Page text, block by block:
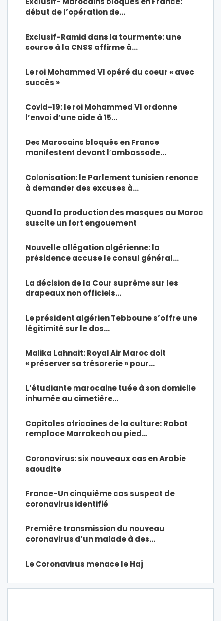
début de l’opération de…
Exclusif-Ramid dans la tourmente: une
source à la CNSS affirme à…
Le roi Mohammed VI opéré du coeur « avec
succès »
Covid-19: le roi Mohammed VI ordonne
l’envoi d’une aide à 15…
Des Marocains bloqués en France
manifestent devant l’ambassade…
Colonisation: le Parlement tunisien renonce
à demander des excuses à…
Quand la production des masques au Maroc
suscite un fort engouement
Nouvelle allégation algérienne: la
présidence accuse le consul général…
La décision de la Cour suprême sur les
drapeaux non officiels…
Le président algérien Tebboune s’offre une
légitimité sur le dos…
Malika Lahnait: Royal Air Maroc doit
« préserver sa trésorerie » pour…
L’étudiante marocaine tuée à son domicile
inhumée au cimetière…
Capitales africaines de la culture: Rabat
remplace Marrakech au pied…
Coronavirus: six nouveaux cas en Arabie
saoudite
France-Un cinquième cas suspect de
coronavirus identifié
Première transmission du nouveau
coronavirus d’un malade à des…
Le Coronavirus menace le Haj